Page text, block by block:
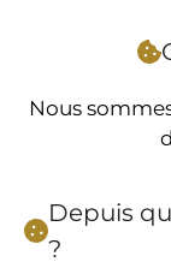
Nous
Depuis
?